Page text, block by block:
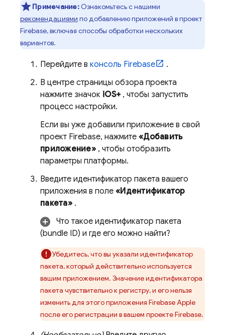
Примечание: Ознакомьтесь с нашими
рекомендациями по добавлению приложений в проект
Firebase, включая способы обработки нескольких
вариантов.
Перейдите в консоль Firebase
.
В центре страницы обзора проекта
нажмите значок iOS+, чтобы запустить
процесс настройки.
Если вы уже добавили приложение в свой
проект Firebase, нажмите «Добавить
приложение», чтобы отобразить
параметры платформы.
Введите идентификатор пакета вашего
приложения в поле «Идентификатор
пакета».
Что такое идентификатор пакета
(bundle ID) и где его можно найти?
Убедитесь, что вы указали идентификатор
пакета, который действительно используется
вашим приложением. Значение идентификатора
пакета чувствительно к регистру, и его нельзя
изменить для этого приложения Firebase Apple
после его регистрации в вашем проекте Firebase.